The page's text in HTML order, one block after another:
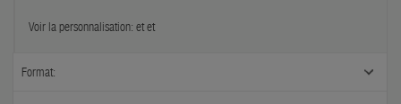
INTÉRIEUR
BODY — HAIR — FACE
Voir la personnalisation: etet
Format: